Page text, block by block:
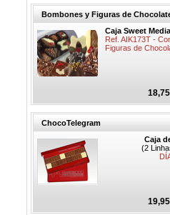
Bombones y Figuras de
Caja Sweet
Ref. AIK173T -
Figuras de
ChocoTelegram
Caja
(2